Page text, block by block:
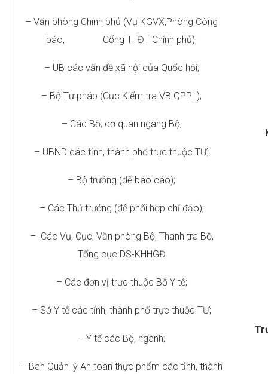
– Văn phòng Chính phủ (Vụ KGVX,Phòng Công
báo, Cổng TTĐT Chính phủ);
– UB các vấn đề xã hội của Quốc hội;
– Bộ Tư pháp (Cục Kiểm tra VB QPPL);
– Các Bộ, cơ quan ngang Bộ;
– UBND các tỉnh, thành phố trực thuộc TƯ;
– Bộ trưởng (để báo cáo);
– Các Thứ trưởng (để phối hợp chỉ đạo);
– Các Vụ, Cục, Văn phòng Bộ, Thanh tra Bộ,
Tổng cục DS-KHHGĐ
– Các đơn vị trực thuộc Bộ Y tế;
– Sở Y tế các tỉnh, thành phố trực thuộc TƯ;
– Y tế các Bộ, ngành;
– Ban Quản lý An toàn thực phẩm các tỉnh, thành